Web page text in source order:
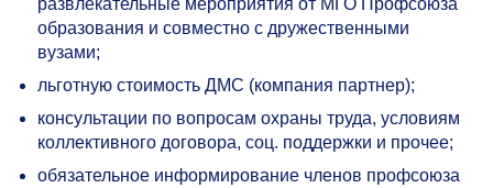
образования и совместно с дружественными
вузами;
льготную стоимость ДМС (компания партнер);
консультации по вопросам охраны труда, условиям
коллективного договора, соц. поддержки и прочее;
обязательное информирование членов профсоюза